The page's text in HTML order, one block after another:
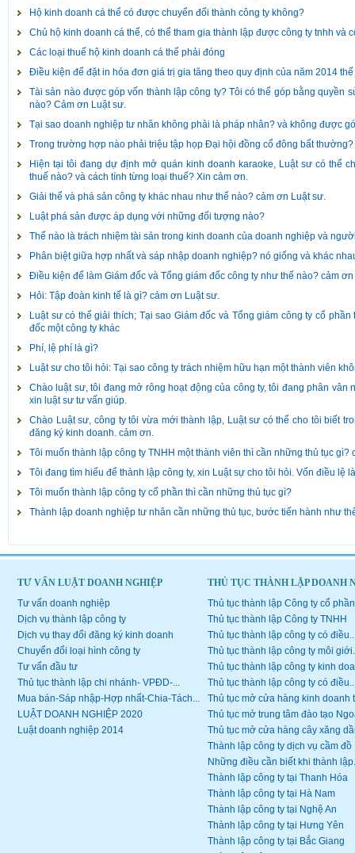
Hộ kinh doanh cá thể có được chuyển đổi thành công ty không?
Chủ hộ kinh doanh cá thể, có thể tham gia thành lập được công ty tnhh và
Các loại thuế hộ kinh doanh cá thể phải đóng
Điều kiện để đặt in hóa đơn giá trị gia tăng theo quy định của năm 2014
Tài sản nào được góp vốn thành lập công ty? Tôi có thể góp bằng quyền
nào? Cảm ơn Luật sư.
Tại sao doanh nghiệp tư nhân không phải là pháp nhân? và không được
Trong trường hợp nào phải triệu tập họp Đại hội đồng cổ đông bất thường?
Hiện tại tôi đang dự định mở quán kinh doanh karaoke, Luật sư có thể
thuế nào? và cách tính từng loại thuế? Xin cảm ơn.
Giải thể và phá sản công ty khác nhau như thế nào? cảm ơn Luật sư.
Luật phá sản được áp dụng với những đối tượng nào?
Thế nào là trách nhiệm tài sản trong kinh doanh của doanh nghiệp và
Phân biệt giữa hợp nhất và sáp nhập doanh nghiệp? nó giống và khác
Điều kiện để làm Giám đốc và Tổng giám đốc công ty như thế nào? cảm
Hỏi: Tập đoàn kinh tế là gì? cảm ơn Luật sư.
Luật sư có thể giải thích; Tại sao Giám đốc và Tổng giám công ty cổ
đốc một công ty khác
Phí, lệ phí là gì?
Luật sư cho tôi hỏi: Tại sao công ty trách nhiệm hữu hạn một thành viên
Chào luật sư, tôi đang mở rông hoạt động của công ty, tôi đang phân vân
xin luật sư tư vấn giúp.
Chào Luật sư, công ty tôi vừa mới thành lập, Luật sư có thể cho tôi biết
đăng ký kinh doanh. cảm ơn.
Tôi muốn thành lập công ty TNHH một thành viên thì cần những thủ tục gì?
Tôi đang tìm hiểu để thành lập công ty, xin Luật sự cho tôi hỏi. Vốn điều lệ
Tôi muốn thành lập công ty cổ phần thì cần những thủ tục gì?
Thành lập doanh nghiệp tư nhân cần những thủ tục, bước tiến hành như
TƯ VẤN LUẬT DOANH NGHIỆP
Tư vấn doanh nghiệp
Dịch vụ thành lập công ty
Dịch vụ thay đổi đăng ký kinh doanh
Chuyển đổi loại hình công ty
Tư vấn đầu tư
Thủ tục thành lập chi nhánh- VPĐD-...
Mua bán-Sáp nhập-Hợp nhất-Chia-Tách...
LUẬT DOANH NGHIỆP 2020
Luật doanh nghiệp 2014
THỦ TỤC THÀNH LẬP DOANH
Thủ tục thành lập Công ty cổ phần
Thủ tục thành lập Công ty TNHH
Thủ tục thành lập công ty có
Thủ tục thành lập công ty môi
Thủ tục thành lập công ty kinh
Thủ tục thành lập công ty có
Thủ tục mở cửa hàng kinh doanh
Thủ tục mở trung tâm đào tạo
Thủ tục mở cửa hàng cây xăng
Thành lập công ty dịch vụ cầm đồ
Những điều cần biết khi thành
Thành lập công ty tại Thanh Hóa
Thành lập công ty tại Hà Nam
Thành lập công ty tại Nghệ An
Thành lập công ty tại Hưng Yên
Thành lập công ty tại Bắc Giang